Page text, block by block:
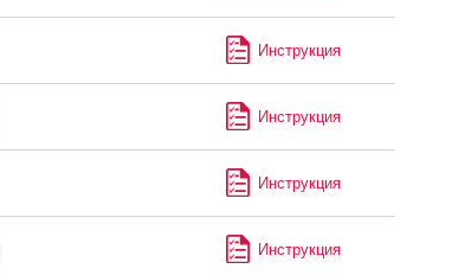
Инструкция
Инструкция
Инструкция
Инструкция